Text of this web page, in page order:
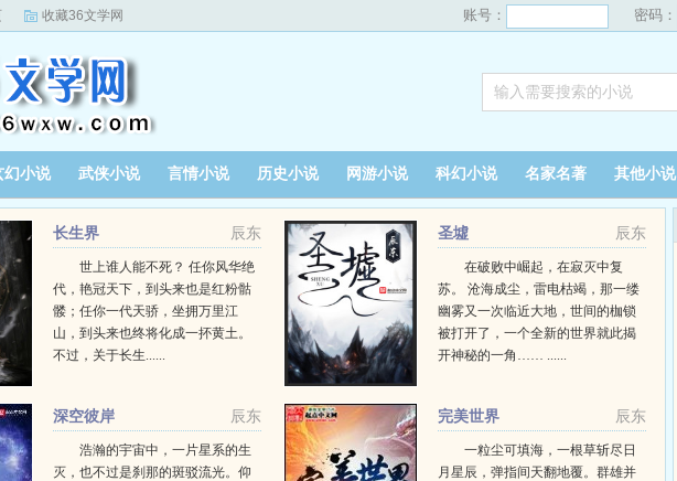
收藏36文学网 账号： 密码：
幻小说 武侠小说 言情小说 历史小说 网游小说 科幻小说 名家名著 其他小说
辰东
长生界
世上谁人能不死？ 任你风华绝
代，艳冠天下，到头来也是红粉骷
髅；任你一代天骄，坐拥万里江
山，到头来也终将化成一抔黄土。
不过，关于长生......
辰东
圣墟
在破败中崛起，在寂灭中复
苏。 沧海成尘，雷电枯竭，那一缕
幽雾又一次临近大地，世间的枷锁
被打开了，一个全新的世界就此揭
开神秘的一角…… ......
辰东
深空彼岸
浩瀚的宇宙中，一片星系的生
灭，也不过是刹那的斑驳流光。仰
辰东
完美世界
一粒尘可填海，一根草斩尽日
月星辰，弹指间天翻地覆。群雄并